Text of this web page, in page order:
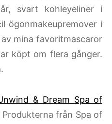
svart kohleyeliner i
ögonmakeupremover i
mina favoritmascaror
köpt om flera gånger.
& Dream Spa of
från Spa of